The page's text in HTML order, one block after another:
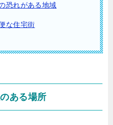
恐れがある地域
な住宅街
ある場所